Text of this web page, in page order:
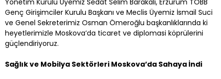
Genç Girişimciler Kurulu Başkanı ve Meclis Üyemiz İsmail Suci
ve Genel Sekreterimiz Osman Ömeroğlu başkanlıklarında ki
heyetlerimizle Moskova’da ticaret ve diplomasi köprülerini
güçlendiriyoruz.
Sağlık ve Mobilya Sektörleri Moskova’da Sahaya İndi